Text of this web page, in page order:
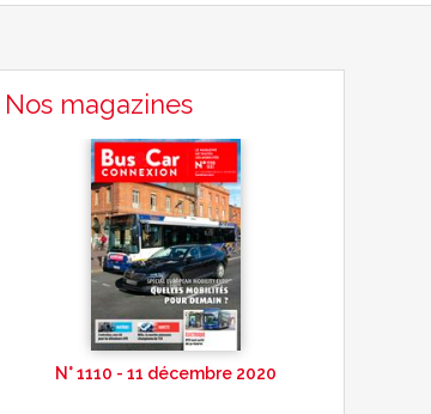
Nos magazines
N° 1110 - 11 décembre 2020